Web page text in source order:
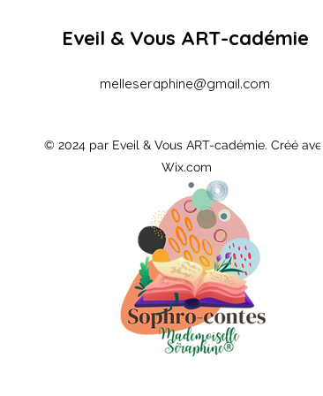
Eveil & Vous ART-cadémie
melleseraphine@gmail.com
© 2024 par Eveil & Vous ART-cadémie. Créé avec
Wix.com